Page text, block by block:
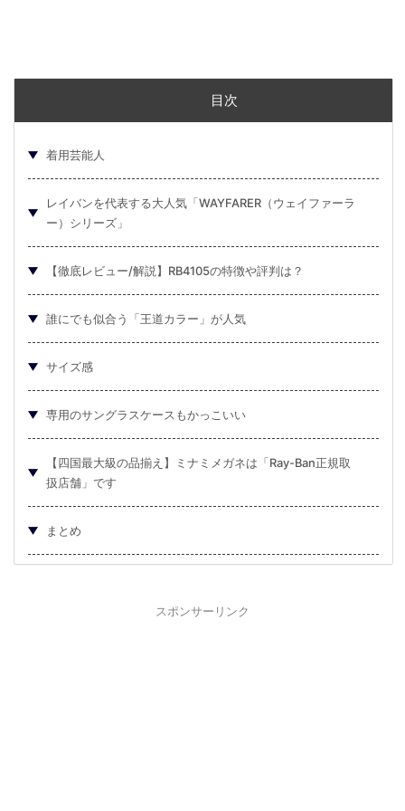
目次
着用芸能人
レイバンを代表する大人気「WAYFARER（ウェイファーラ
ー）シリーズ」
【徹底レビュー/解説】RB4105の特徴や評判は？
誰にでも似合う「王道カラー」が人気
サイズ感
専用のサングラスケースもかっこいい
【四国最大級の品揃え】ミナミメガネは「Ray-Ban正規取
扱店舗」です
まとめ
スポンサーリンク